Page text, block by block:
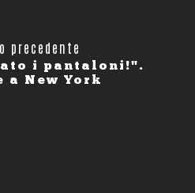
precedente
i pantaloni!".
a New York